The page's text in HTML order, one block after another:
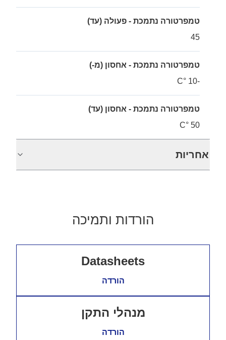
טמפרטורה נתמכת - פעולה (עד)
45
טמפרטורה נתמכת - אחסון (מ-)
-10 °C
טמפרטורה נתמכת - אחסון (עד)
50 °C
אחריות
הורדות ותמיכה
Datasheets
הורדה
מנהלי התקן
הורדה